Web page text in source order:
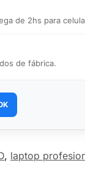
de 2hs para
de fábrica.
, laptop